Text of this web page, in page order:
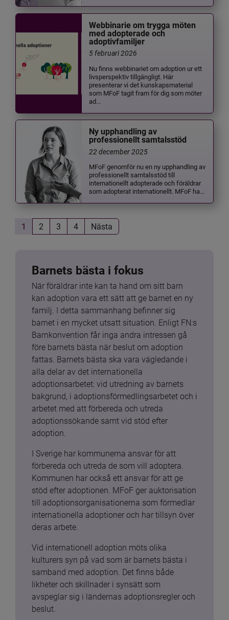
Webbinarie om trygga möten
med adopterade och
adoptivfamiljer
5 februari 2026
Nu finns webbinariet om adoption ur ett
livsperspektiv tillgängligt. Här
presenterar vi det kunskapsmaterial
som MFoF tagit fram för dig som möter
ad...
Ny upphandling av
professionellt samtalsstöd
22 december 2025
MFoF genomför nu en ny upphandling av
professionellt samtalsstöd till
internationellt adopterade och föräldrar
som adopterat internationellt. MFoF ha...
1 2 3 4 Nästa
Barnets bästa i fokus
När föräldrar inte kan ta hand om sitt barn
kan adoption vara ett sätt att ge barnet en ny
familj. I detta sammanhang befinner sig
barnet i en mycket utsatt situation. Enligt FN:s
Barnkonvention får inga andra intressen gå
före barnets bästa när beslut om adoption
fattas. Barnets bästa ska vara vägledande i
alla delar av det internationella
adoptionsarbetet: vid utredning av barnets
bakgrund, i adoptionsförmedlingsarbetet och i
arbetet med att förbereda och utreda
adoptionssökande samt vid stöd efter
adoption.
I Sverige har kommunerna ansvar för att
förbereda och utreda de som vill adoptera.
Kommunen har också ett ansvar för att ge
stöd efter adoptionen. MFoF ger auktorisation
till adoptionsorganisationerna som förmedlar
internationella adoptioner och har tillsyn över
deras arbete.
Vid internationell adoption möts olika
kulturers syn på vad som är barnets bästa i
samband med adoption. Det finns både
likheter och skillnader i synsätt som
avspeglar sig i ländernas adoptionsregler och
beslut.